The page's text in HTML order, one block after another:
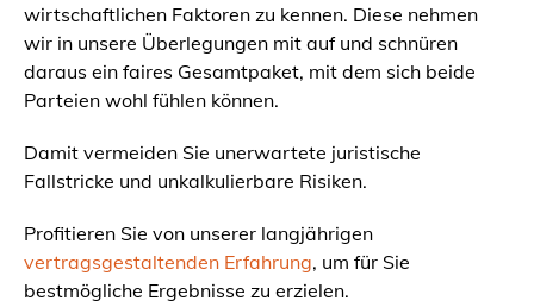
wirtschaftlichen Faktoren zu kennen. Diese nehmen
wir in unsere Überlegungen mit auf und schnüren
daraus ein faires Gesamtpaket, mit dem sich beide
Parteien wohl fühlen können.
Damit vermeiden Sie unerwartete juristische
Fallstricke und unkalkulierbare Risiken.
Profitieren Sie von unserer langjährigen
vertragsgestaltenden Erfahrung, um für Sie
bestmögliche Ergebnisse zu erzielen.